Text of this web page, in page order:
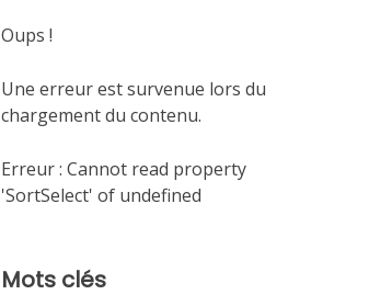
Oups !
Une erreur est survenue lors du
chargement du contenu.
Erreur : Cannot read property
'SortSelect' of undefined
Mots clés